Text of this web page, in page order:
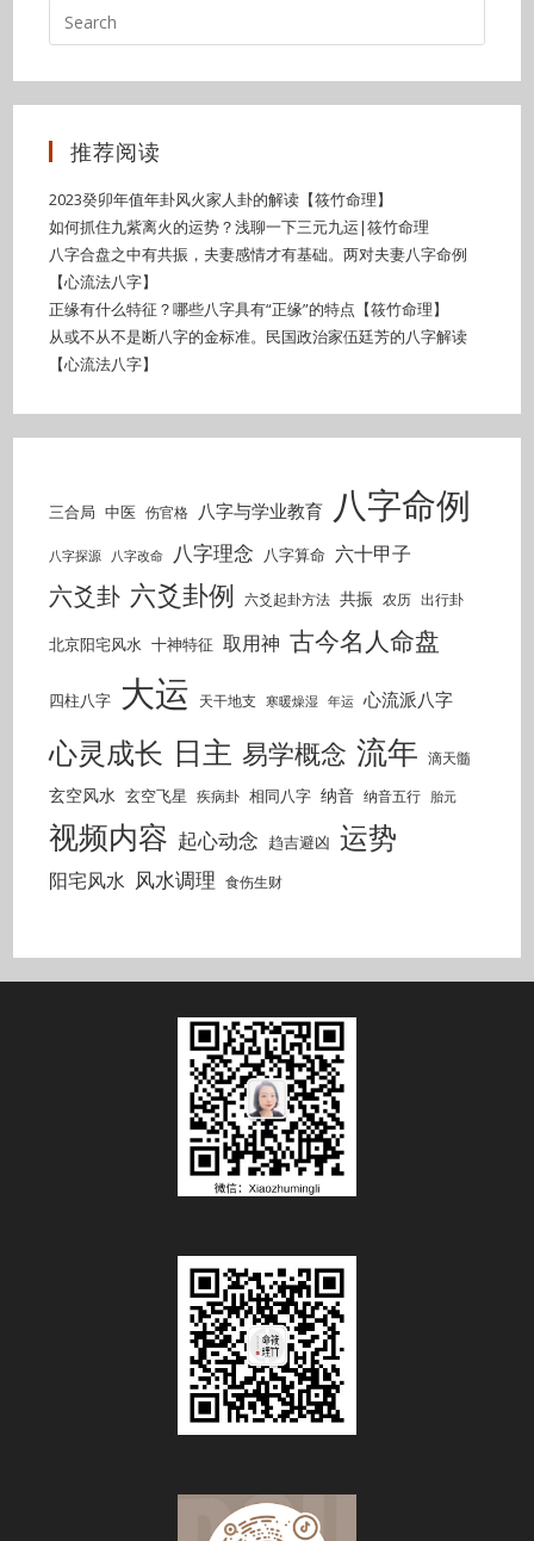
推荐阅读
2023癸卯年值年卦风火家人卦的解读【筱竹命理】
如何抓住九紫离火的运势？浅聊一下三元九运|筱竹命理
八字合盘之中有共振，夫妻感情才有基础。两对夫妻八字命例
【心流法八字】
正缘有什么特征？哪些八字具有“正缘”的特点【筱竹命理】
从或不从不是断八字的金标准。民国政治家伍廷芳的八字解读
【心流法八字】
三合局 中医 伤官格 八字与学业教育 八字命例
八字探源 八字改命 八字理念 八字算命 六十甲子
六爻卦 六爻卦例 六爻起卦方法 共振 农历 出行卦
北京阳宅风水 十神特征 取用神 古今名人命盘
四柱八字 大运 天干地支 寒暖燥湿 年运 心流派八字
心灵成长 日主 易学概念 流年 滴天髓
玄空风水 玄空飞星 疾病卦 相同八字 纳音 纳音五行 胎元
视频内容 起心动念 趋吉避凶 运势
阳宅风水 风水调理 食伤生财